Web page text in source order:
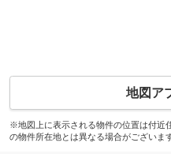
地図ア
※地図上に表示される物件の位置は付近
の物件所在地とは異なる場合がございます